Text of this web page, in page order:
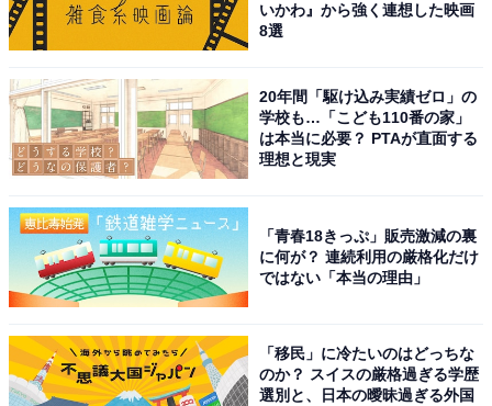
いかわ』から強く連想した映画
8選
20年間「駆け込み実績ゼロ」の
学校も…「こども110番の家」
は本当に必要？ PTAが直面する
理想と現実
「青春18きっぷ」販売激減の裏
に何が？ 連続利用の厳格化だけ
ではない「本当の理由」
「移民」に冷たいのはどっちな
のか？ スイスの厳格過ぎる学歴
選別と、日本の曖昧過ぎる外国